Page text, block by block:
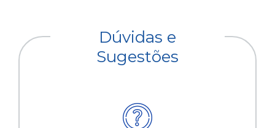
Dúvidas e
Sugestões